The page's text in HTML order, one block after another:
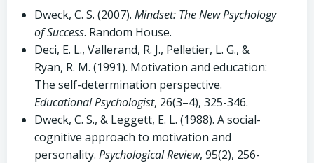
Dweck, C. S. (2007). Mindset: The New Psychology
of Success. Random House.
Deci, E. L., Vallerand, R. J., Pelletier, L. G., &
Ryan, R. M. (1991). Motivation and education:
The self-determination perspective.
Educational Psychologist, 26(3–4), 325-346.
Dweck, C. S., & Leggett, E. L. (1988). A social-
cognitive approach to motivation and
personality. Psychological Review, 95(2), 256-